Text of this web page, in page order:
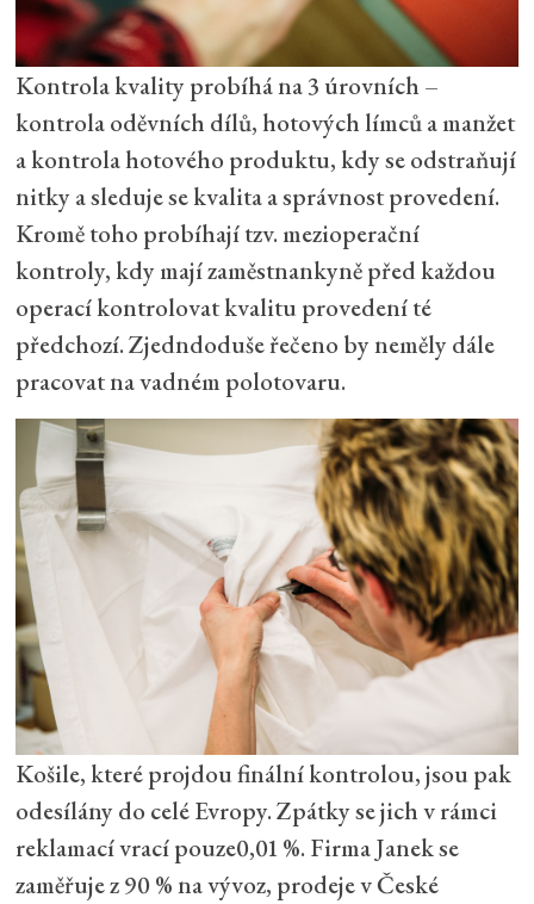
Kontrola kvality probíhá na 3 úrovních –
kontrola oděvních dílů, hotových límců a manžet
a kontrola hotového produktu, kdy se odstraňují
nitky a sleduje se kvalita a správnost provedení.
Kromě toho probíhají tzv. mezioperační
kontroly, kdy mají zaměstnankyně před každou
operací kontrolovat kvalitu provedení té
předchozí. Zjedndoduše řečeno by neměly dále
pracovat na vadném polotovaru.
Košile, které projdou finální kontrolou, jsou pak
odesílány do celé Evropy. Zpátky se jich v rámci
reklamací vrací pouze0,01 %. Firma Janek se
zaměřuje z 90 % na vývoz, prodeje v České